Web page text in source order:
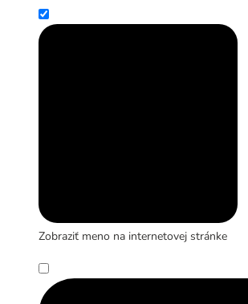
Zobraziť meno na internetovej stránke